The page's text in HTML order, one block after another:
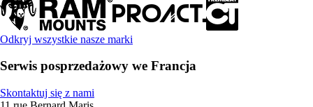
Odkryj wszystkie nasze marki
Serwis posprzedażowy we Francja
Skontaktuj się z nami